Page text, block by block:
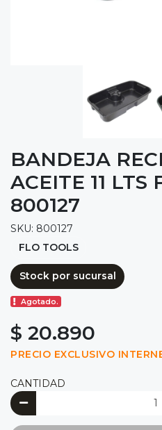
BANDEJA
ACEITE 11 LTS
800127
SKU: 800127
FLO TOOLS
Stock por sucursal
Agotado.
$ 20.890
PRECIO EXCLUSIVO
CANTIDAD